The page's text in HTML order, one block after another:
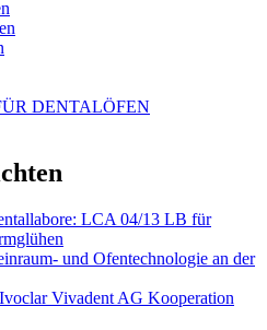
DENTALÖFEN
LCA 04/13 LB für
und Ofentechnologie an der
Vivadent AG Kooperation